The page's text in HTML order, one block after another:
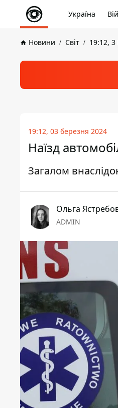
Україна
Новини Світ 19:12,
19:12, 03 березня 2024
Наїзд
Загалом
Ольга
ADMIN